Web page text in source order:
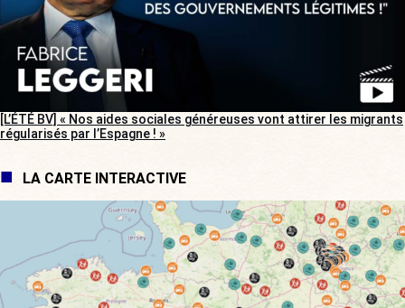
[L’ÉTÉ BV] « Nos aides sociales généreuses vont attirer les migrants
régularisés par l’Espagne ! »
LA CARTE INTERACTIVE